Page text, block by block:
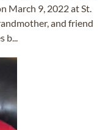
March 9, 2022 at St.
and friend
b...